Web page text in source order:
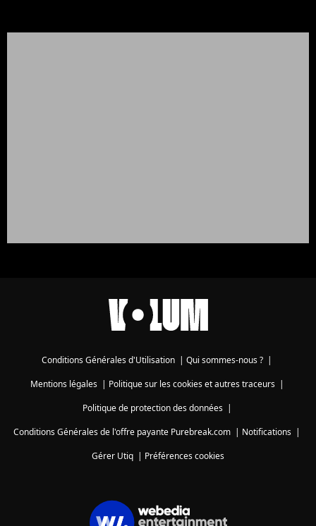
Conditions Générales d'Utilisation | Qui sommes-nous ? |
Mentions légales| Politique sur les cookies et autres traceurs|
Politique de protection des données|
Conditions Générales de l'offre payante Purebreak.com | Notifications |
Gérer Utiq | Préférences cookies